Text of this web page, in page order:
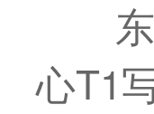
心T1